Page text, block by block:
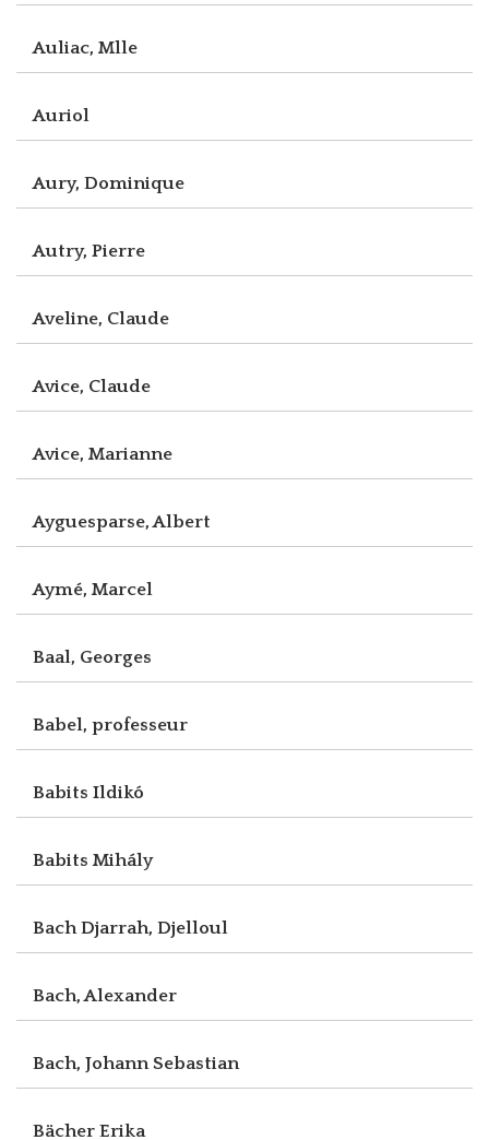
Auliac, Mlle
Auriol
Aury, Dominique
Autry, Pierre
Aveline, Claude
Avice, Claude
Avice, Marianne
Ayguesparse, Albert
Aymé, Marcel
Baal, Georges
Babel, professeur
Babits Ildikó
Babits Mihály
Bach Djarrah, Djelloul
Bach, Alexander
Bach, Johann Sebastian
Bächer Erika